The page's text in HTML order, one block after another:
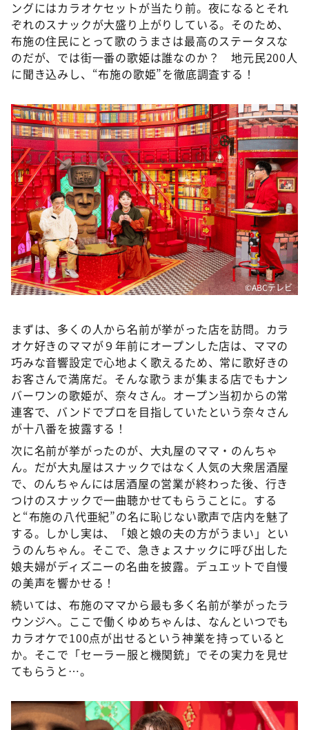
朝だ！生です旅サラダ
教えて！ニュースライブ 正義のミカタ
ＬＩＦＥ～夢のカタチ～
新婚さんいらっしゃい！
ザキ山小屋本館
ぺこぱのまるスポ
アナ回覧板
ングにはカラオケセットが当たり前。夜になるとそれ
ぞれのスナックが大盛り上がりしている。そのため、
布施の住民にとって歌のうまさは最高のステータスな
のだが、では街一番の歌姫は誰なのか？ 地元民200人
に聞き込みし、“布施の歌姫”を徹底調査する！
©ABCテレビ
まずは、多くの人から名前が挙がった店を訪問。カラ
オケ好きのママが９年前にオープンした店は、ママの
巧みな音響設定で心地よく歌えるため、常に歌好きの
お客さんで満席だ。そんな歌うまが集まる店でもナン
バーワンの歌姫が、奈々さん。オープン当初からの常
連客で、バンドでプロを目指していたという奈々さん
が十八番を披露する！
次に名前が挙がったのが、大丸屋のママ・のんちゃ
ん。だが大丸屋はスナックではなく人気の大衆居酒屋
で、のんちゃんには居酒屋の営業が終わった後、行き
つけのスナックで一曲聴かせてもらうことに。する
と“布施の八代亜紀”の名に恥じない歌声で店内を魅了
する。しかし実は、「娘と娘の夫の方がうまい」とい
うのんちゃん。そこで、急きょスナックに呼び出した
娘夫婦がディズニーの名曲を披露。デュエットで自慢
の美声を響かせる！
続いては、布施のママから最も多く名前が挙がったラ
ウンジへ。ここで働くゆめちゃんは、なんといつでも
カラオケで100点が出せるという神業を持っていると
か。そこで「セーラー服と機関銃」でその実力を見せ
てもらうと…。